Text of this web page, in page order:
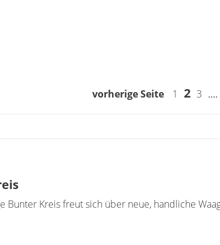
vorherige Seite 1 2 3 ....
Bunter Kreis freut sich über neue, handliche